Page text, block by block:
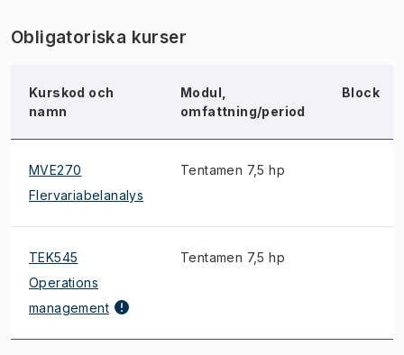
Obligatoriska kurser
Kurskod och
namn
Modul,
omfattning/period
Block
MVE270
Flervariabelanalys
Tentamen 7,5 hp
TEK545
Operations
management
Tentamen 7,5 hp